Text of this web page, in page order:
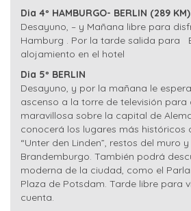
Dia 4º HAMBURGO- BERLIN (289 KM)
Desayuno, – y Mañana libre para
Hamburg . Por la tarde salida para
alojamiento en el hotel
Dia 5º BERLIN
Desayuno, y por la mañana le
ascenso a la torre de televisión
maravillosa sobre la capital de
conocerá los lugares más históricos
“Unter den Linden”, restos del muro
Brandemburgo. También podrá
moderna de la ciudad, como el
Plaza de Potsdam. Tarde libre para
cuenta.